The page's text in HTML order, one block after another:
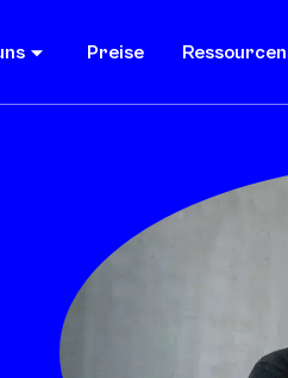
Preise Ressourcen